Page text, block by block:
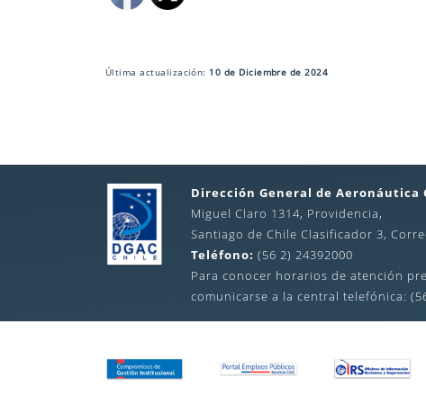
Última actualización: 10 de Diciembre de 2024
Dirección General de Aeronáutica
Miguel Claro 1314, Providencia,
Santiago de Chile Clasificador 3,
Teléfono: (56 2) 24392000
Para conocer horarios de atención
comunicarse a la central telefónica: